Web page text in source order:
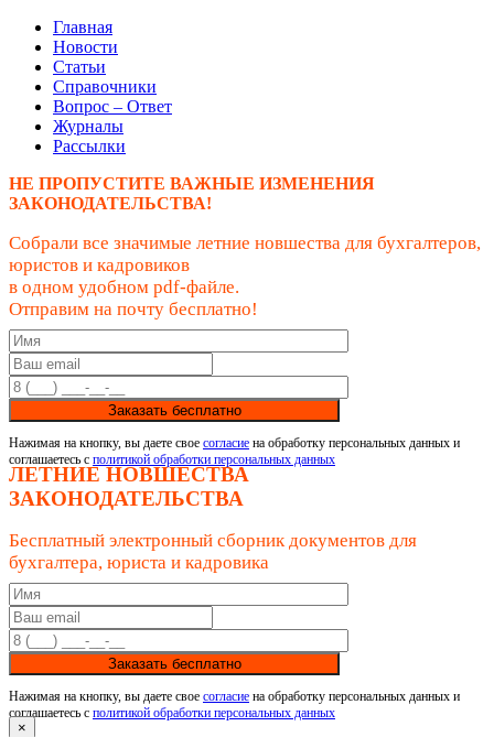
Главная
Новости
Статьи
Справочники
Вопрос – Ответ
Журналы
Рассылки
НЕ ПРОПУСТИТЕ ВАЖНЫЕ ИЗМЕНЕНИЯ
ЗАКОНОДАТЕЛЬСТВА!
Собрали все значимые летние новшества для бухгалтеров,
юристов и кадровиков
в одном удобном pdf-файле.
Отправим на почту бесплатно!
Заказать бесплатно
Нажимая на кнопку, вы даете свое согласие на обработку персональных данных и
соглашаетесь с политикой обработки персональных данных
ЛЕТНИЕ НОВШЕСТВА
ЗАКОНОДАТЕЛЬСТВА
Бесплатный электронный сборник документов для
бухгалтера, юриста и кадровика
Заказать бесплатно
Нажимая на кнопку, вы даете свое согласие на обработку персональных данных и
соглашаетесь с политикой обработки персональных данных
×